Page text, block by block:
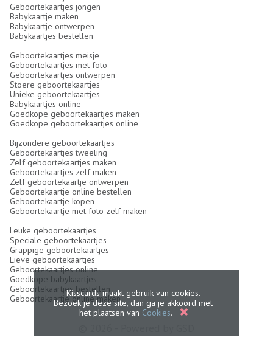
Geboortekaartjes jongen
Babykaartje maken
Babykaartje ontwerpen
Babykaartjes bestellen
Geboortekaartjes meisje
Geboortekaartjes met foto
Geboortekaartjes ontwerpen
Stoere geboortekaartjes
Unieke geboortekaartjes
Babykaartjes online
Goedkope geboortekaartjes maken
Goedkope geboortekaartjes online
Bijzondere geboortekaartjes
Geboortekaartjes tweeling
Zelf geboortekaartjes maken
Geboortekaartjes zelf maken
Zelf geboortekaartje ontwerpen
Geboortekaartje online bestellen
Geboortekaartje kopen
Geboortekaartje met foto zelf maken
Leuke geboortekaartjes
Speciale geboortekaartjes
Grappige geboortekaartjes
Lieve geboortekaartjes
Geboortekaartjes online
Goedkope babykaartjes
Geboortekaartjes bestellen
Geboortekaartje online makenKisscards maakt gebruik van cookies.
Bezoek je deze site, dan ga je akkoord met
het plaatsen van Cookies.